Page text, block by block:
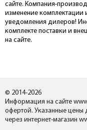
сайте. Компания-
изменение комплектации
уведомления дилеров!
комплекте поставки и
на сайте.
© 2014-2026
Информация на сайте
офертой. Указанные цены
через интернет-магазин